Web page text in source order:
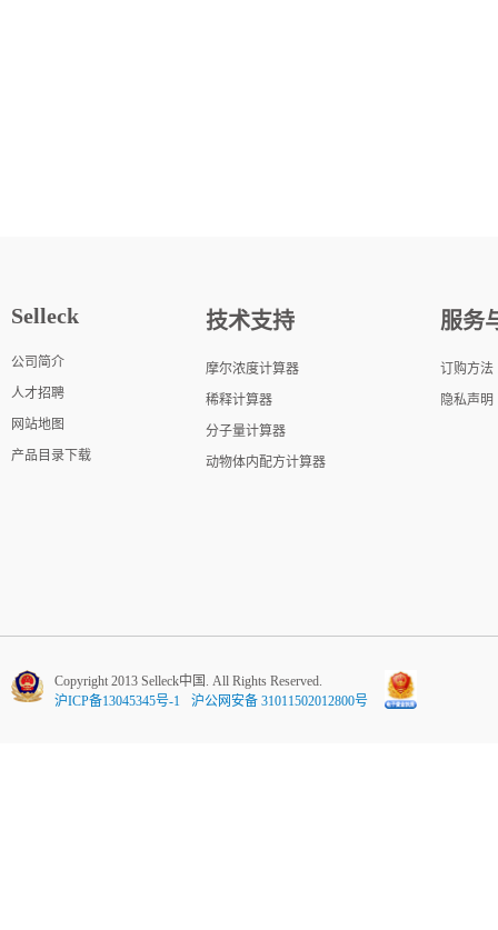
Selleck
公司简介
人才招聘
网站地图
产品目录下载
技术支持
摩尔浓度计算器
稀释计算器
分子量计算器
动物体内配方计算器
服务
订购方法
隐私声明
Copyright 2013 Selleck中国. All Rights Reserved.
沪ICP备13045345号-1
沪公网安备 31011502012800号